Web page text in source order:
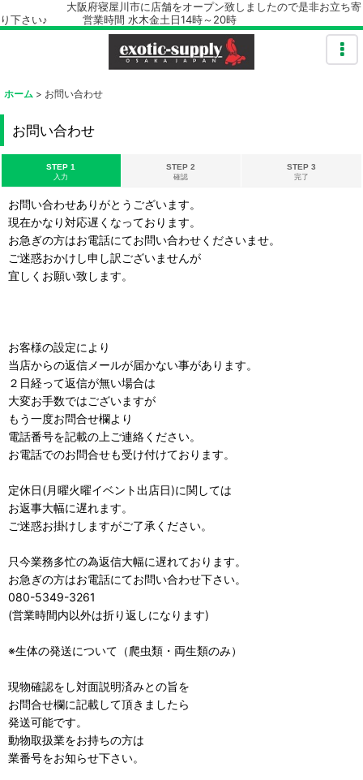
大阪府寝屋川市に店舗をオープン致しましたので是非お立ち寄
り下さい♪ 営業時間 水木金土日14時～20時
ホーム > お問い合わせ
お問い合わせ
STEP 1
入力
STEP 2
確認
STEP 3
完了
お問い合わせありがとうございます。
現在かなり対応遅くなっております。
お急ぎの方はお電話にてお問い合わせくださいませ。
ご迷惑おかけし申し訳ございませんが
宜しくお願い致します。
お客様の設定により
当店からの返信メールが届かない事があります。
２日経って返信が無い場合は
大変お手数ではございますが
もう一度お問合せ欄より
電話番号を記載の上ご連絡ください。
お電話でのお問合せも受け付けております。
定休日(月曜火曜イベント出店日)に関しては
お返事大幅に遅れます。
ご迷惑お掛けしますがご了承ください。
只今業務多忙の為返信大幅に遅れております。
お急ぎの方はお電話にてお問い合わせ下さい。
080-5349-3261
(営業時間内以外は折り返しになります)
※生体の発送について（爬虫類・両生類のみ）
現物確認をし対面説明済みとの旨を
お問合せ欄に記載して頂きましたら
発送可能です。
動物取扱業をお持ちの方は
業番号をお知らせ下さい。